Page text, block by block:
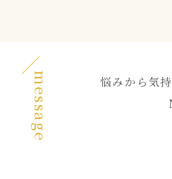
message
悩みから気